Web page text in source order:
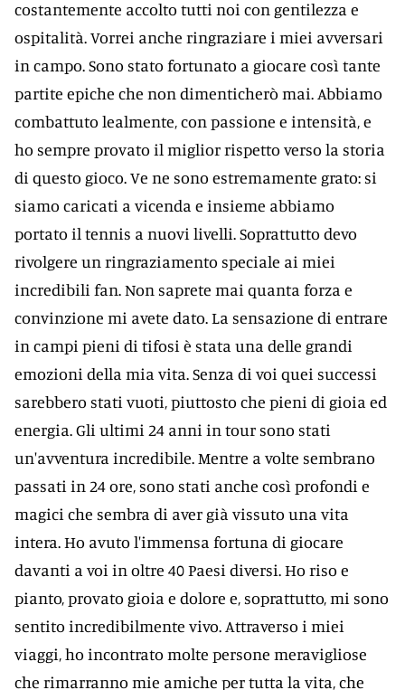
costantemente accolto tutti noi con gentilezza e
ospitalità. Vorrei anche ringraziare i miei avversari
in campo. Sono stato fortunato a giocare così tante
partite epiche che non dimenticherò mai. Abbiamo
combattuto lealmente, con passione e intensità, e
ho sempre provato il miglior rispetto verso la storia
di questo gioco. Ve ne sono estremamente grato: si
siamo caricati a vicenda e insieme abbiamo
portato il tennis a nuovi livelli. Soprattutto devo
rivolgere un ringraziamento speciale ai miei
incredibili fan. Non saprete mai quanta forza e
convinzione mi avete dato. La sensazione di entrare
in campi pieni di tifosi è stata una delle grandi
emozioni della mia vita. Senza di voi quei successi
sarebbero stati vuoti, piuttosto che pieni di gioia ed
energia. Gli ultimi 24 anni in tour sono stati
un'avventura incredibile. Mentre a volte sembrano
passati in 24 ore, sono stati anche così profondi e
magici che sembra di aver già vissuto una vita
intera. Ho avuto l'immensa fortuna di giocare
davanti a voi in oltre 40 Paesi diversi. Ho riso e
pianto, provato gioia e dolore e, soprattutto, mi sono
sentito incredibilmente vivo. Attraverso i miei
viaggi, ho incontrato molte persone meravigliose
che rimarranno mie amiche per tutta la vita, che